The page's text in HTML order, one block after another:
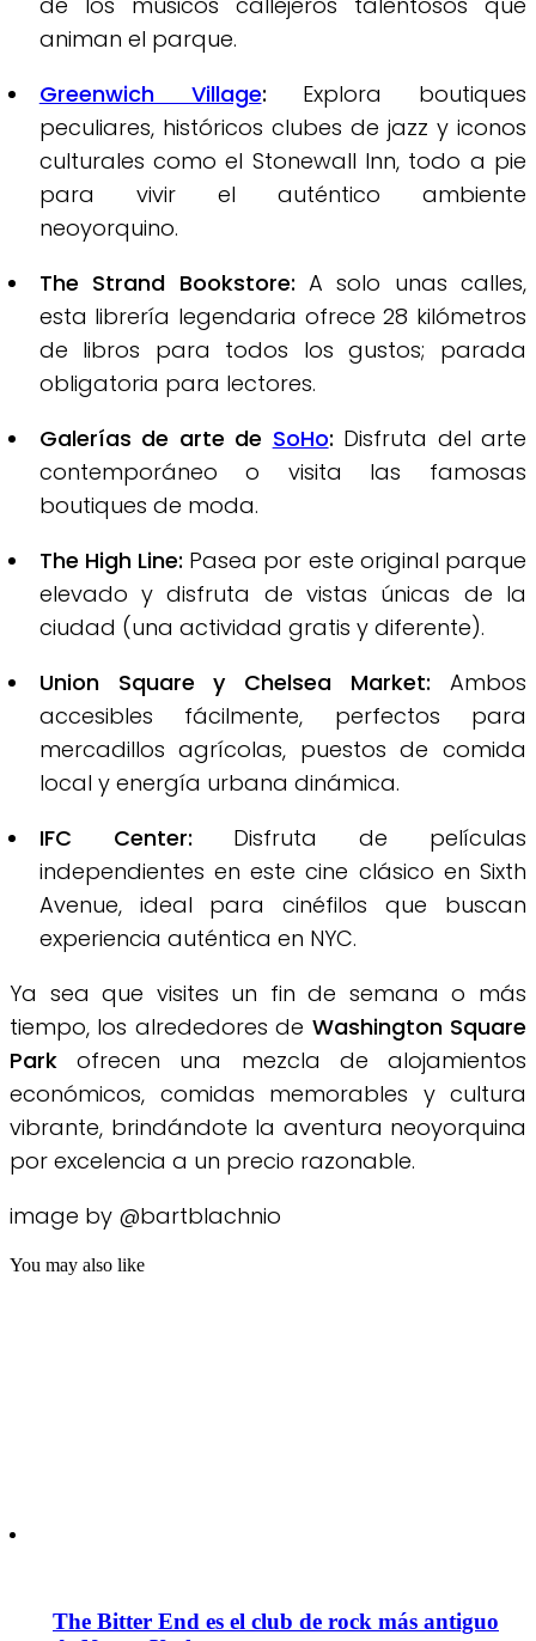
animan el parque.
Greenwich Village: Explora boutiques
peculiares, históricos clubes de jazz y iconos
culturales como el Stonewall Inn, todo a pie
para vivir el auténtico ambiente
neoyorquino.
The Strand Bookstore: A solo unas calles,
esta librería legendaria ofrece 28 kilómetros
de libros para todos los gustos; parada
obligatoria para lectores.
Galerías de arte de SoHo: Disfruta del arte
contemporáneo o visita las famosas
boutiques de moda.
The High Line: Pasea por este original parque
elevado y disfruta de vistas únicas de la
ciudad (una actividad gratis y diferente).
Union Square y Chelsea Market: Ambos
accesibles fácilmente, perfectos para
mercadillos agrícolas, puestos de comida
local y energía urbana dinámica.
IFC Center: Disfruta de películas
independientes en este cine clásico en Sixth
Avenue, ideal para cinéfilos que buscan
experiencia auténtica en NYC.
Ya sea que visites un fin de semana o más
tiempo, los alrededores de Washington Square
Park ofrecen una mezcla de alojamientos
económicos, comidas memorables y cultura
vibrante, brindándote la aventura neoyorquina
por excelencia a un precio razonable.
image by @bartblachnio
You may also like
The Bitter End es el club de rock más antiguo